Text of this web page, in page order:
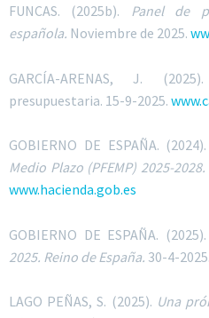
FUNCAS. (2025b). Panel de
española. Noviembre de 2025.
GARCÍA-ARENAS, J.
presupuestaria. 15-9-2025.
GOBIERNO DE ESPAÑA. (2024).
Medio Plazo (PFEMP) 2025-
www.hacienda.gob.es
GOBIERNO DE ESPAÑA. (2025).
2025. Reino de España. 30-4-2025.
LAGO PEÑAS, S. (2025). Una